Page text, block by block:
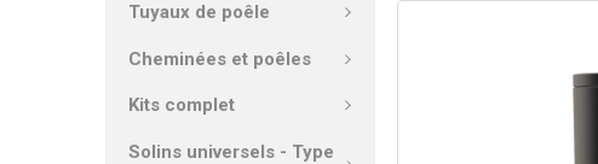
Tuyaux de poêle
Cheminées et poêles
Kits complet
Solins universels - Type